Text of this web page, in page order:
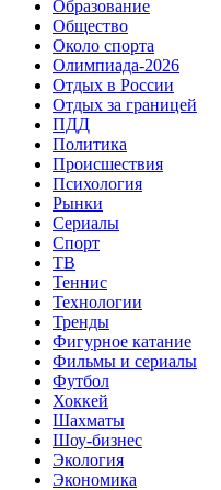
Образование
Общество
Около спорта
Олимпиада-2026
Отдых в России
Отдых за границей
ПДД
Политика
Происшествия
Психология
Рынки
Сериалы
Спорт
ТВ
Теннис
Технологии
Тренды
Фигурное катание
Фильмы и сериалы
Футбол
Хоккей
Шахматы
Шоу-бизнес
Экология
Экономика